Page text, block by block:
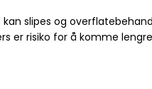
slipes og
er risiko for å komme